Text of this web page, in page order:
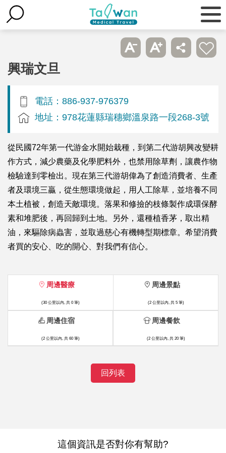
興瑞文旦
電話：886-937-976379
地址：978花蓮縣瑞穗鄉溫泉路一段268-3號
從民國72年第一代游金水開始栽種，到第二代游胡興改變耕
作方式，減少農藥及化學肥料外，也禁用除草劑，讓農作物
檢驗達到零檢出。現在第三代游胡偉為了創造消費者、生產
者及環境三贏，從生態環境做起，用人工除草，並培養不同
本土植被，創造天敵環境。落果和修撿的枝條製作成環保酵
素和堆肥後，再回歸到土地。另外，還種植香茅，取出精
油，來驅除病蟲害，並取過慈心有機轉型期標章。希望消費
者買的安心、吃的開心、對我們有信心。
周邊醫療
(30 公里以內, 共 0 筆)
周邊景點
(2 公里以內, 共 5 筆)
周邊住宿
(2 公里以內, 共 60 筆)
周邊餐飲
(2 公里以內, 共 20 筆)
回列表
這個資訊是否對你有幫助?